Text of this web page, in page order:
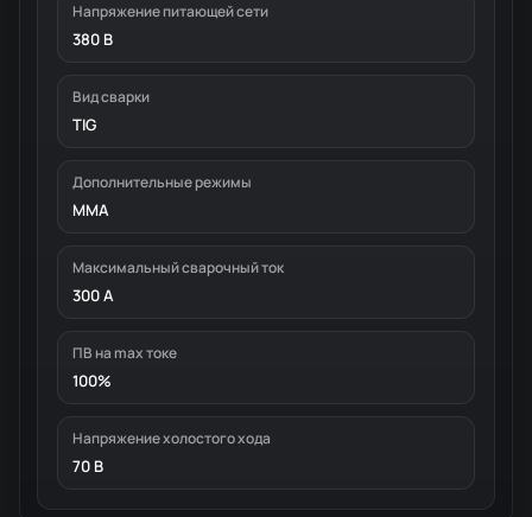
Напряжение питающей сети
380 В
Вид сварки
TIG
Дополнительные режимы
MMA
Максимальный сварочный ток
300 А
ПВ на max токе
100%
Напряжение холостого хода
70 В